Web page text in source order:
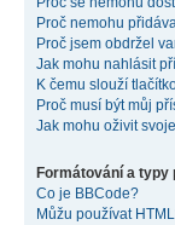
Proč nemohu
Proč jsem obdržel
Jak mohu nahlásit
K čemu slouží
Proč musí být můj
Jak mohu oživit
Formátování a typy
Co je BBCode?
Můžu používat